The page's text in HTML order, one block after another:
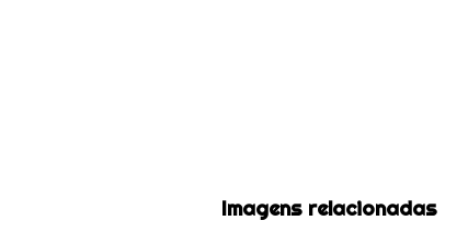
Imagens relacionadas